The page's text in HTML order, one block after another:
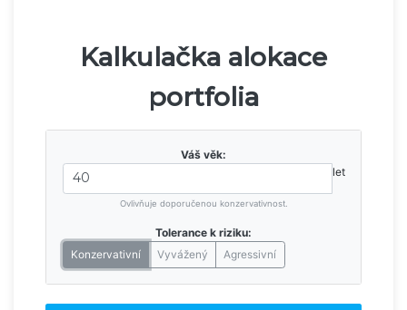
Kalkulačka alokace
portfolia
Váš věk:
let
Ovlivňuje doporučenou konzervativnost.
Tolerance k riziku:
Konzervativní
Vyvážený Agressivní